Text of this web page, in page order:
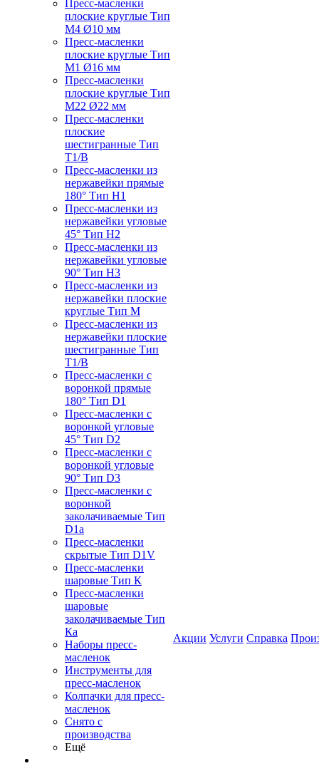
Пресс-масленки
плоские круглые Тип
M4 Ø10 мм
Пресс-масленки
плоские круглые Тип
M1 Ø16 мм
Пресс-масленки
плоские круглые Тип
M22 Ø22 мм
Пресс-масленки
плоские
шестигранные Тип
T1/B
Пресс-масленки из
нержавейки прямые
180° Тип H1
Пресс-масленки из
нержавейки угловые
45° Тип H2
Пресс-масленки из
нержавейки угловые
90° Тип H3
Пресс-масленки из
нержавейки плоские
круглые Тип M
Пресс-масленки из
нержавейки плоские
шестигранные Тип
T1/B
Пресс-масленки с
воронкой прямые
180° Тип D1
Пресс-масленки с
воронкой угловые
45° Тип D2
Пресс-масленки с
воронкой угловые
90° Тип D3
Пресс-масленки с
воронкой
заколачиваемые Тип
D1a
Пресс-масленки
скрытые Тип D1V
Пресс-масленки
шаровые Тип К
Пресс-масленки
шаровые
заколачиваемые Тип
Кa
Наборы пресс-
масленок
Инструменты для
пресс-масленок
Колпачки для пресс-
масленок
Снято с
производства
Ещё
Акции Услуги Справка